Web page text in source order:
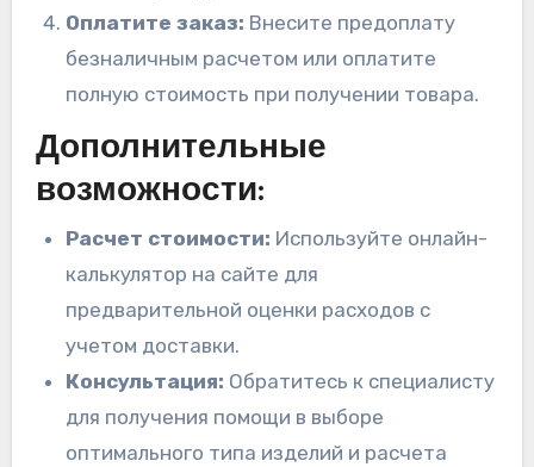
Оплатите заказ: Внесите предоплату
безналичным расчетом или оплатите
полную стоимость при получении товара.
Дополнительные
возможности:
Расчет стоимости: Используйте онлайн-
калькулятор на сайте для
предварительной оценки расходов с
учетом доставки.
Консультация: Обратитесь к специалисту
для получения помощи в выборе
оптимального типа изделий и расчета